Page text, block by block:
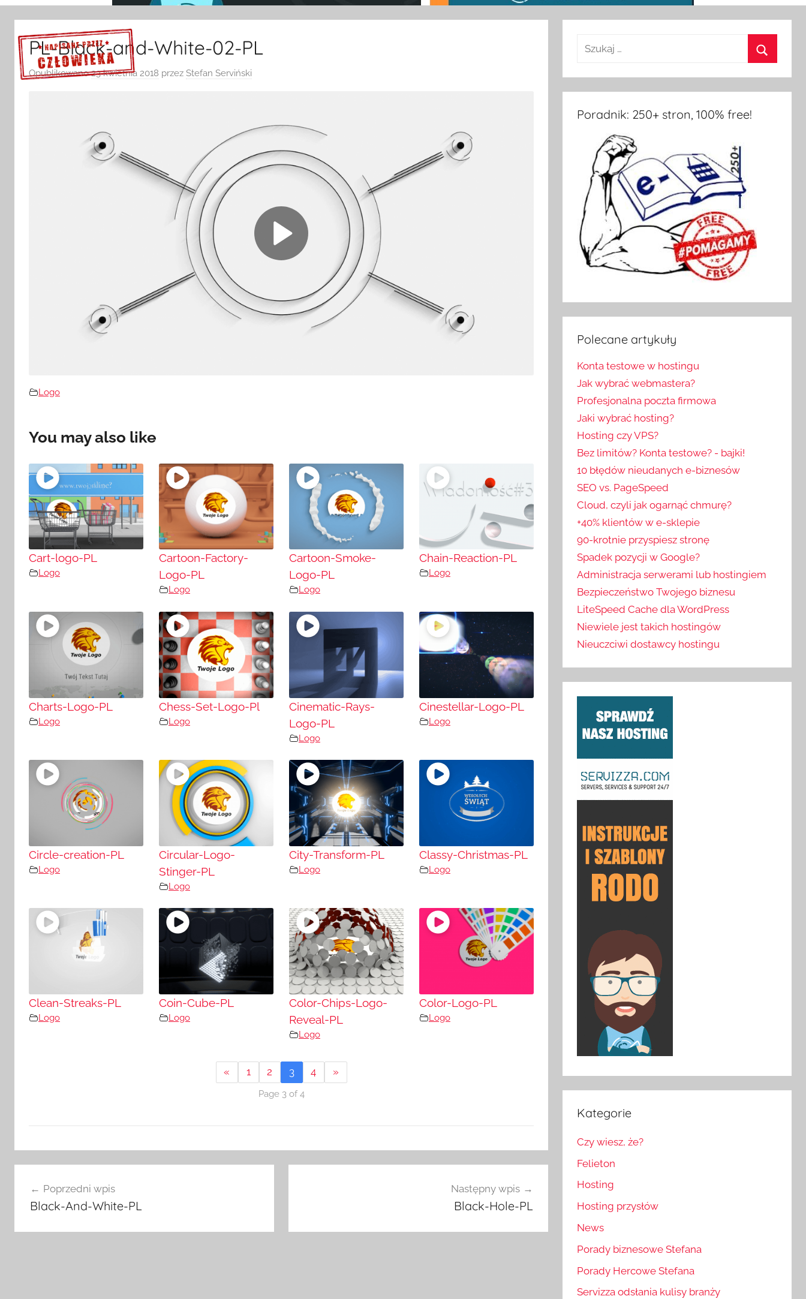
PL-Black-and-White-02-PL
Opublikowano23 kwietnia 2018 przez Stefan Serviński
Logo
You may also like
Cart-logo-PL
Logo
Cartoon-Factory-
Logo-PL
Logo
Cartoon-Smoke-
Logo-PL
Logo
Chain-Reaction-PL
Logo
Charts-Logo-PL
Logo
Chess-Set-Logo-Pl
Logo
Cinematic-Rays-
Logo-PL
Logo
Cinestellar-Logo-PL
Logo
Circle-creation-PL
Logo
Circular-Logo-
Stinger-PL
Logo
City-Transform-PL
Logo
Classy-Christmas-PL
Logo
Clean-Streaks-PL
Logo
Coin-Cube-PL
Logo
Color-Chips-Logo-
Reveal-PL
Logo
Color-Logo-PL
Logo
« 1 2 3 4 »
Page 3 of 4
wpisuPoprzedni wpis
Black-And-White-PL
Następny wpis
Black-Hole-PL
Poradnik: 250+ stron, 100% free!
Polecane artykuły
Konta testowe w hostingu
Jak wybrać webmastera?
Profesjonalna poczta firmowa
Jaki wybrać hosting?
Hosting czy VPS?
Bez limitów? Konta testowe? - bajki!
10 błędów nieudanych e-biznesów
SEO vs. PageSpeed
Cloud, czyli jak ogarnąć chmurę?
+40% klientów w e-sklepie
90-krotnie przyspiesz stronę
Spadek pozycji w Google?
Administracja serwerami lub hostingiem
Bezpieczeństwo Twojego biznesu
LiteSpeed Cache dla WordPress
Niewiele jest takich hostingów
Nieuczciwi dostawcy hostingu
Kategorie
Czy wiesz, że?
Felieton
Hosting
Hosting przysłów
News
Porady biznesowe Stefana
Porady Hercowe Stefana
Servizza odsłania kulisy branży